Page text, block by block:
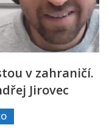
v zahraničí.
Jirovec